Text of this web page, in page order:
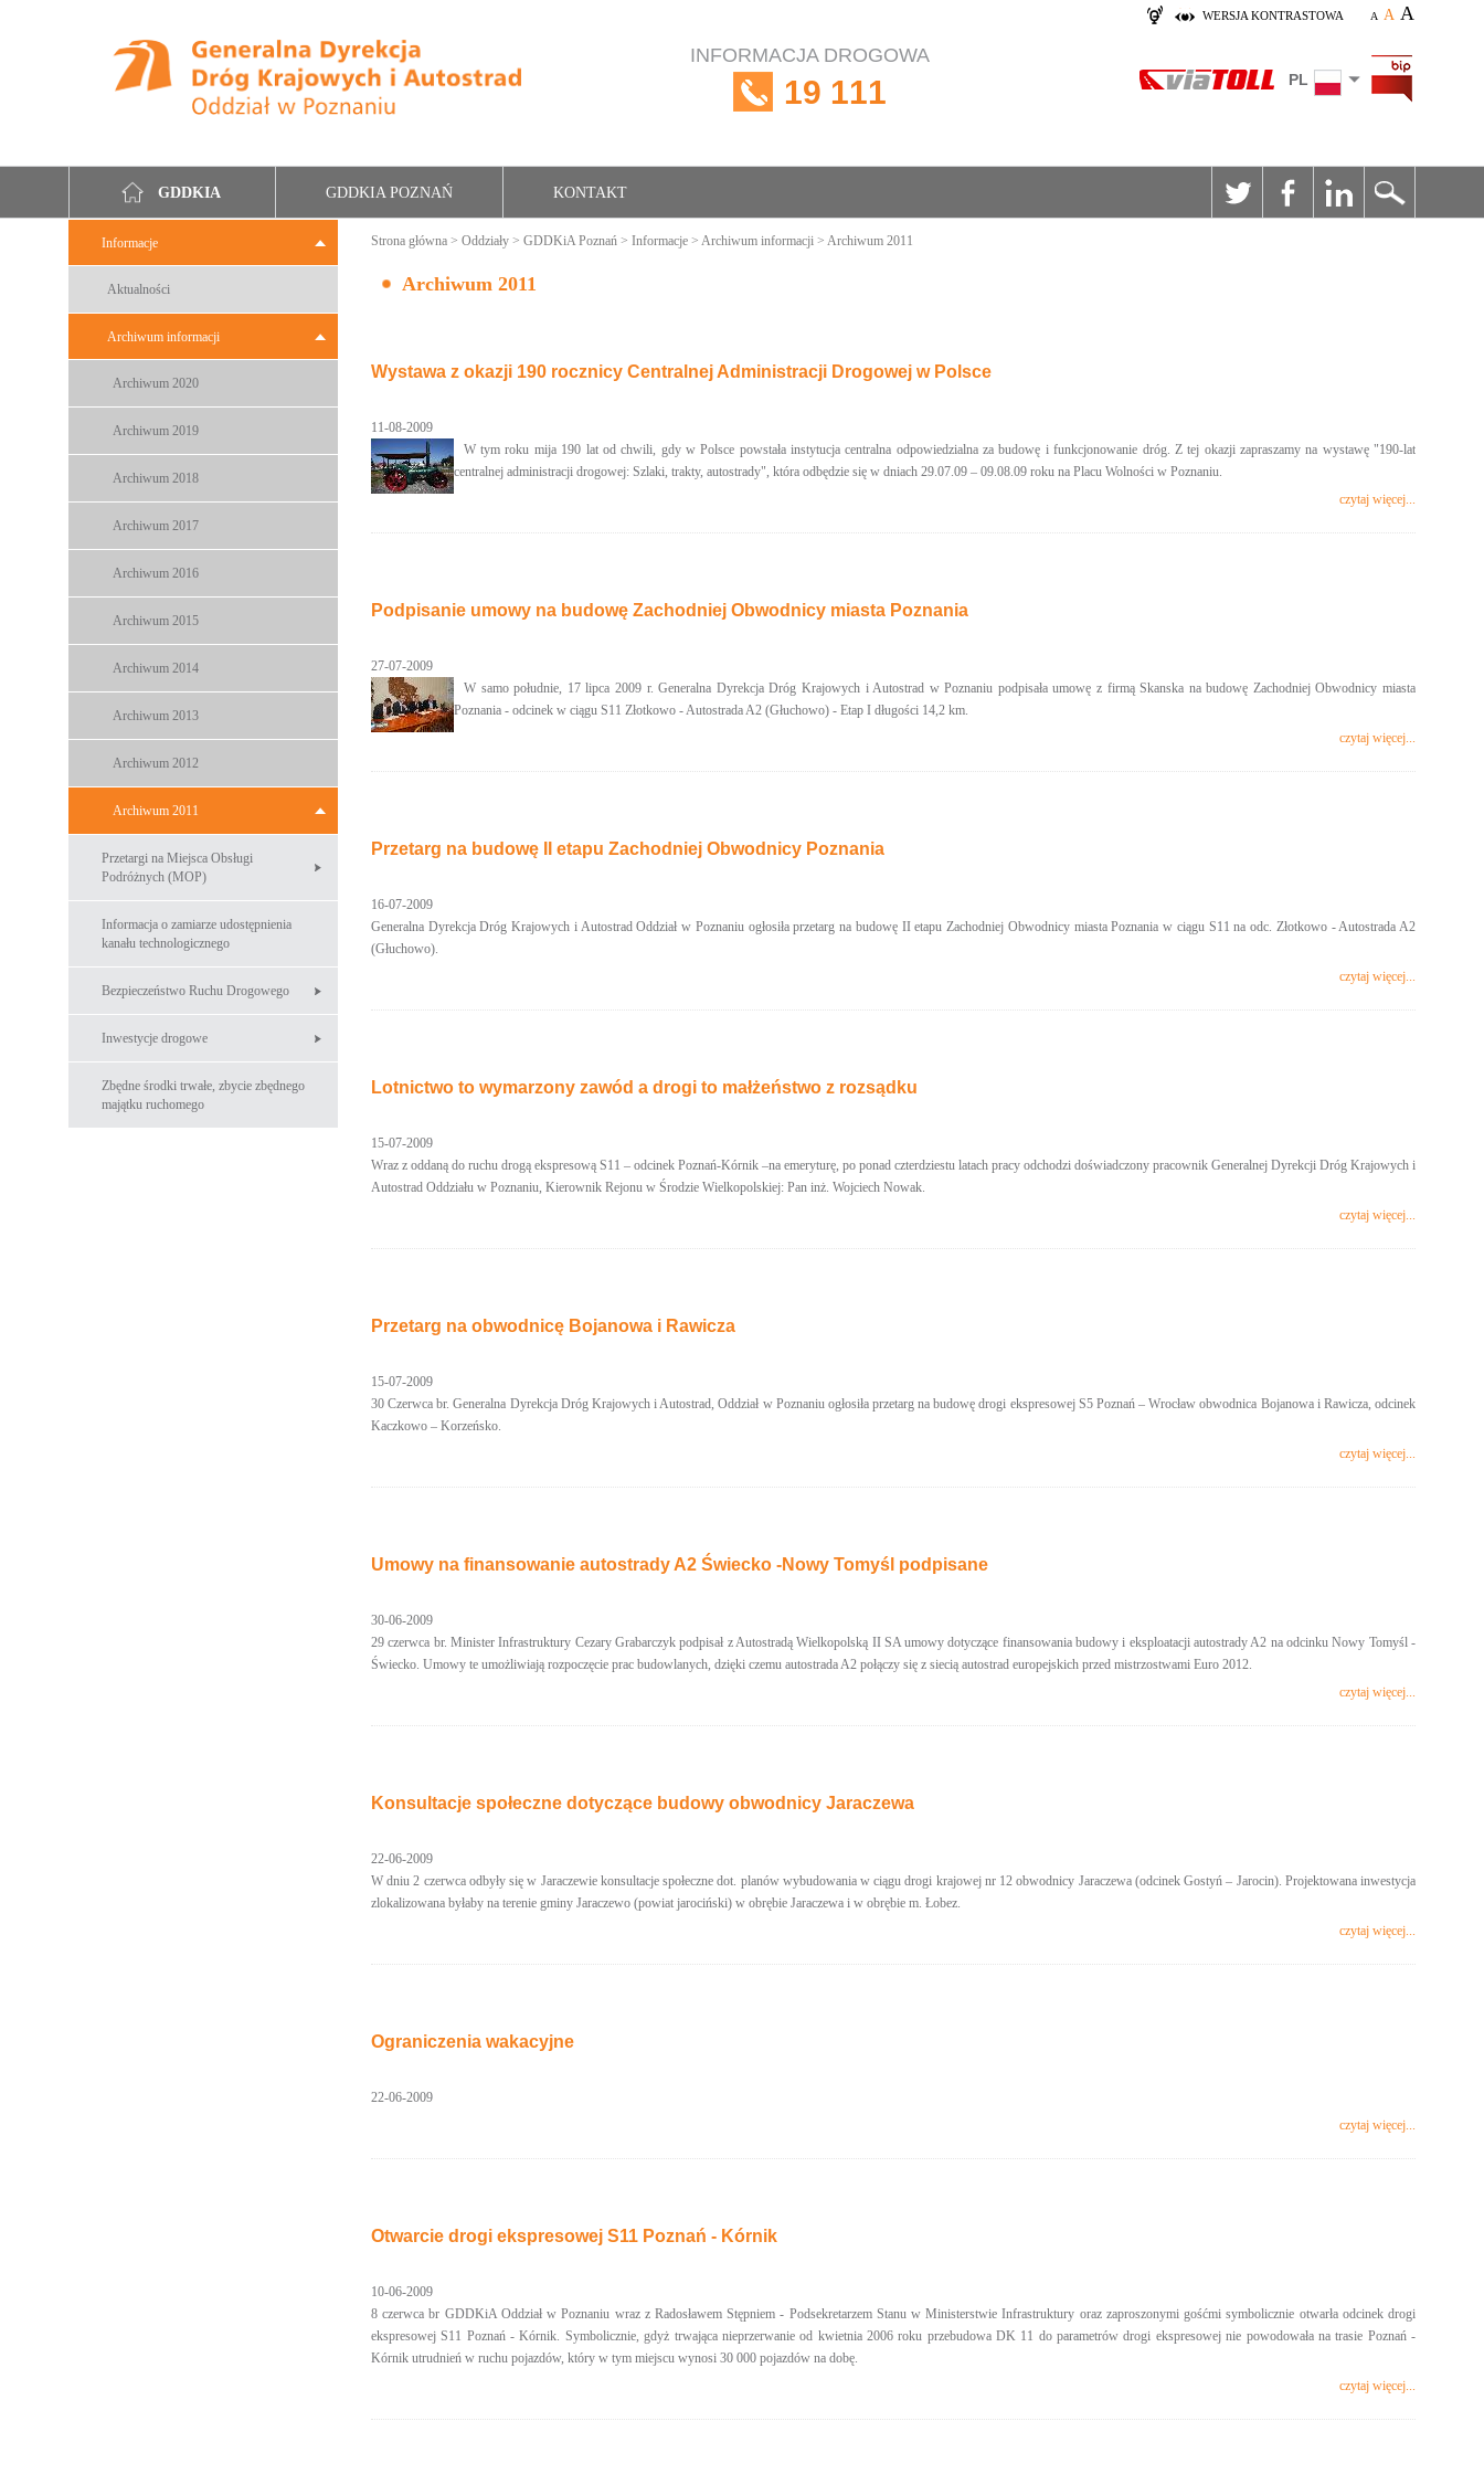
WERSJA KONTRASTOWA A A A
INFORMACJA DROGOWA
19 111 PL
GDDKIA GDDKIA POZNAŃ KONTAKT
Informacje
Aktualności
Archiwum informacji
Archiwum 2020
Archiwum 2019
Archiwum 2018
Archiwum 2017
Archiwum 2016
Archiwum 2015
Archiwum 2014
Archiwum 2013
Archiwum 2012
Archiwum 2011
Przetargi na Miejsca Obsługi
Podróżnych (MOP)
Informacja o zamiarze udostępnienia
kanału technologicznego
Bezpieczeństwo Ruchu Drogowego
Inwestycje drogowe
Zbędne środki trwałe, zbycie zbędnego
majątku ruchomego
Strona główna > Oddziały > GDDKiA Poznań > Informacje > Archiwum informacji > Archiwum 2011
Archiwum 2011
Wystawa z okazji 190 rocznicy Centralnej Administracji Drogowej w Polsce
11-08-2009
W tym roku mija 190 lat od chwili, gdy w Polsce powstała instytucja centralna odpowiedzialna za budowę i funkcjonowanie dróg. Z tej okazji zapraszamy na wystawę "190-lat
centralnej administracji drogowej: Szlaki, trakty, autostrady", która odbędzie się w dniach 29.07.09 – 09.08.09 roku na Placu Wolności w Poznaniu.
czytaj więcej...
Podpisanie umowy na budowę Zachodniej Obwodnicy miasta Poznania
27-07-2009
W samo południe, 17 lipca 2009 r. Generalna Dyrekcja Dróg Krajowych i Autostrad w Poznaniu podpisała umowę z firmą Skanska na budowę Zachodniej Obwodnicy miasta
Poznania - odcinek w ciągu S11 Złotkowo - Autostrada A2 (Głuchowo) - Etap I długości 14,2 km.
czytaj więcej...
Przetarg na budowę II etapu Zachodniej Obwodnicy Poznania
16-07-2009
Generalna Dyrekcja Dróg Krajowych i Autostrad Oddział w Poznaniu ogłosiła przetarg na budowę II etapu Zachodniej Obwodnicy miasta Poznania w ciągu S11 na odc. Złotkowo - Autostrada A2
(Głuchowo).
czytaj więcej...
Lotnictwo to wymarzony zawód a drogi to małżeństwo z rozsądku
15-07-2009
Wraz z oddaną do ruchu drogą ekspresową S11 – odcinek Poznań-Kórnik –na emeryturę, po ponad czterdziestu latach pracy odchodzi doświadczony pracownik Generalnej Dyrekcji Dróg Krajowych i
Autostrad Oddziału w Poznaniu, Kierownik Rejonu w Środzie Wielkopolskiej: Pan inż. Wojciech Nowak.
czytaj więcej...
Przetarg na obwodnicę Bojanowa i Rawicza
15-07-2009
30 Czerwca br. Generalna Dyrekcja Dróg Krajowych i Autostrad, Oddział w Poznaniu ogłosiła przetarg na budowę drogi ekspresowej S5 Poznań – Wrocław obwodnica Bojanowa i Rawicza, odcinek
Kaczkowo – Korzeńsko.
czytaj więcej...
Umowy na finansowanie autostrady A2 Świecko -Nowy Tomyśl podpisane
30-06-2009
29 czerwca br. Minister Infrastruktury Cezary Grabarczyk podpisał z Autostradą Wielkopolską II SA umowy dotyczące finansowania budowy i eksploatacji autostrady A2 na odcinku Nowy Tomyśl -
Świecko. Umowy te umożliwiają rozpoczęcie prac budowlanych, dzięki czemu autostrada A2 połączy się z siecią autostrad europejskich przed mistrzostwami Euro 2012.
czytaj więcej...
Konsultacje społeczne dotyczące budowy obwodnicy Jaraczewa
22-06-2009
W dniu 2 czerwca odbyły się w Jaraczewie konsultacje społeczne dot. planów wybudowania w ciągu drogi krajowej nr 12 obwodnicy Jaraczewa (odcinek Gostyń – Jarocin). Projektowana inwestycja
zlokalizowana byłaby na terenie gminy Jaraczewo (powiat jarociński) w obrębie Jaraczewa i w obrębie m. Łobez.
czytaj więcej...
Ograniczenia wakacyjne
22-06-2009
czytaj więcej...
Otwarcie drogi ekspresowej S11 Poznań - Kórnik
10-06-2009
8 czerwca br GDDKiA Oddział w Poznaniu wraz z Radosławem Stępniem - Podsekretarzem Stanu w Ministerstwie Infrastruktury oraz zaproszonymi gośćmi symbolicznie otwarła odcinek drogi
ekspresowej S11 Poznań - Kórnik. Symbolicznie, gdyż trwająca nieprzerwanie od kwietnia 2006 roku przebudowa DK 11 do parametrów drogi ekspresowej nie powodowała na trasie Poznań -
Kórnik utrudnień w ruchu pojazdów, który w tym miejscu wynosi 30 000 pojazdów na dobę.
czytaj więcej...